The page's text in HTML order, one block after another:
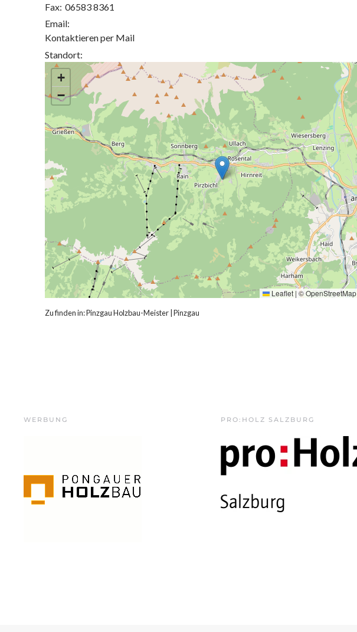
Fax: 06583 8361
Email:
Kontaktieren per Mail
Standort:
+
−
Leaflet | ©OpenStreetMap
Zu finden in:Pinzgau Holzbau-Meister Pinzgau
WERBUNG PRO:HOLZ SALZBURG